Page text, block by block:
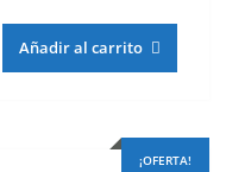
original
era:
actual
es:
Añadir al carrito
¡OFERTA!